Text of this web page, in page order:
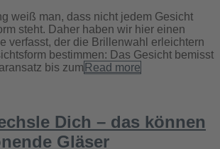
weiß man, dass nicht jedem Gesicht
steht. Daher haben wir hier einen
verfasst, der die Brillenwahl erleichtern
bestimmen: Das Gesicht bemisst
bis zum Read more
Dich – das können
Gläser